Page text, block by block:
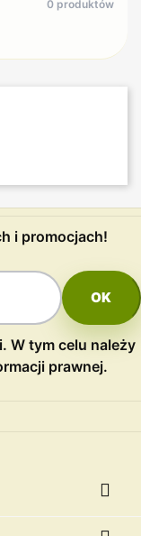
0 produktów
i promocjach!
W tym celu należy
prawnej.
